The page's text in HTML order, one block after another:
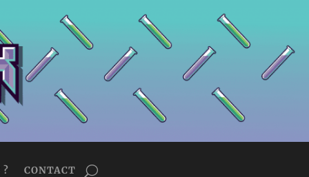
? CONTACT